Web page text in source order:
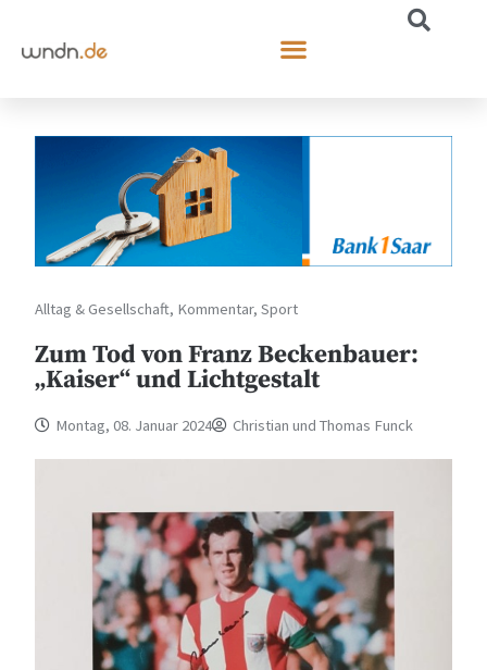
Alltag & Gesellschaft, Kommentar,Sport
Zum Tod von Franz Beckenbauer:
„Kaiser“ und Lichtgestalt
Montag, 08. Januar 2024 Christian und Thomas Funck